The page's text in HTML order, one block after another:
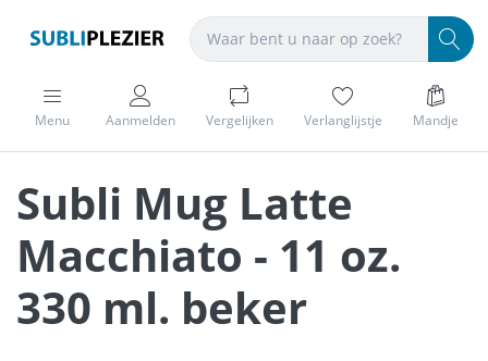
Menu Aanmelden Vergelijken Verlanglijstje Mandje
Subli Mug Latte
Macchiato - 11 oz.
330 ml. beker